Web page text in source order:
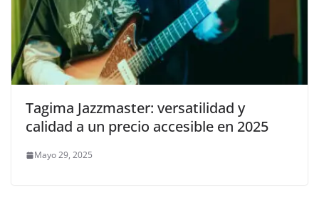
Tagima Jazzmaster: versatilidad y
calidad a un precio accesible en 2025
Mayo 29, 2025